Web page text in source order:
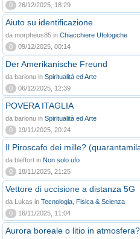
0
26/12/2025, 18:29
Aiuto su identificazione
da morpheus85 in Chiacchiere Ufologiche
0
09/12/2025, 00:14
Der Amerikanische Freund
da barionu in Spiritualità ed Arte
0
06/12/2025, 12:39
POVERA ITAGLIA
da barionu in Spiritualità ed Arte
0
19/11/2025, 20:24
Il Piroscafo dei mille?
da bleffort in Non solo ufo
0
18/11/2025, 21:25
Vettore di uccisione a distanza 5G
da Lukas in Tecnologia, Fisica & Scienza
0
16/11/2025, 11:04
Aurora boreale o litio in atmosfera?